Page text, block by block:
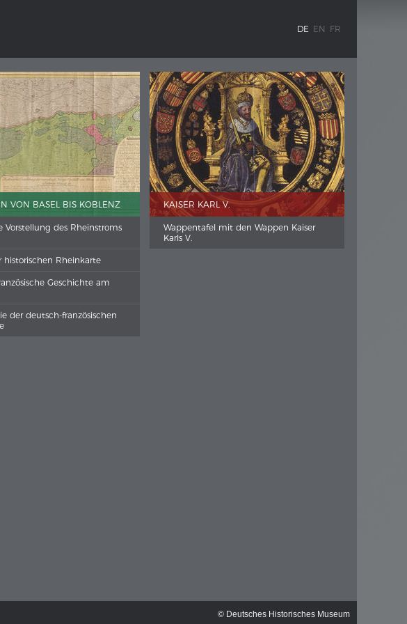
DE EN FR
VON BASEL BIS KOBLENZ
Vorstellung des Rheinstroms
historischen Rheinkarte
Geschichte am
der deutsch-französischen
KAISER KARL V.
Wappentafel mit den Wappen Kaiser
Karls V.
© Deutsches Historisches Museum